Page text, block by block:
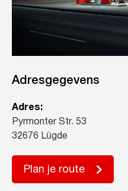
Adresgegevens
Adres:
Pyrmonter Str. 53
32676 Lügde
Plan je route